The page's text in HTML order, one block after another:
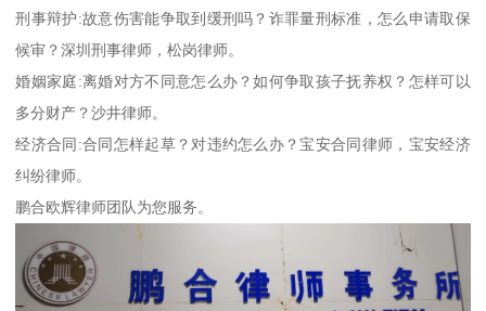
刑事辩护:故意伤害能争取到缓刑吗？诈罪量刑标准，怎么申请取保
候审？深圳刑事律师，松岗律师。
婚姻家庭:离婚对方不同意怎么办？如何争取孩子抚养权？怎样可以
多分财产？沙井律师。
经济合同:合同怎样起草？对违约怎么办？宝安合同律师，宝安经济
纠纷律师。
鹏合欧辉律师团队为您服务。